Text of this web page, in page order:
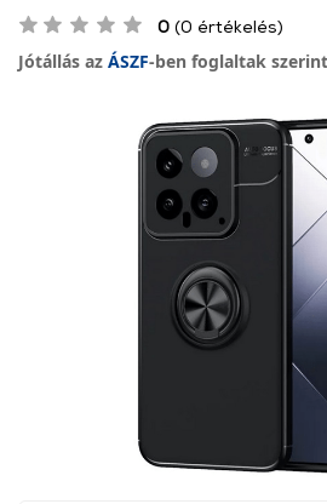
0 (0 értékelés)
Jótállás az ÁSZF-ben foglaltak szerint